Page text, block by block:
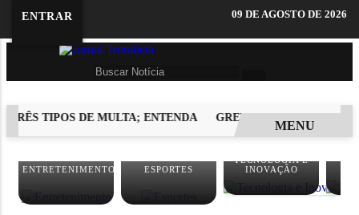
ENTRAR 09 DE AGOSTO DE 2026
TIPOS DE MULTA; ENTENDA GREVE DA CPTM
MENU
ENTRETENIMENTO ESPORTES
TECNOLOGIA E
INOVAÇÃO